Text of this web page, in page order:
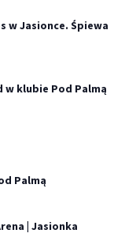
w Jasionce. Śpiewa
w klubie Pod Palmą
Palmą
| Jasionka